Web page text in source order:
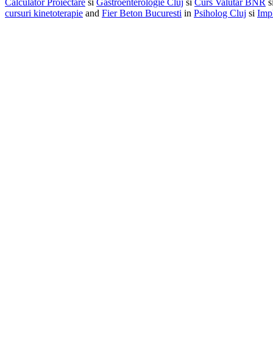
Calculator Proiectare si Gastroenterologie Cluj si Curs Valutar BNR
cursuri kinetoterapie and Fier Beton Bucuresti in Psiholog Cluj si